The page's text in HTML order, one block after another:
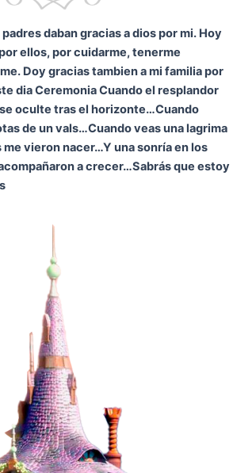
daban gracias a dios por mi. Hoy
ellos, por cuidarme, tenerme
Doy gracias tambien a mi familia por
dia CeremoniaCuando el resplandor
oculte tras el horizonte…Cuando
de un vals…Cuando veas una lagrima
me vieron nacer…Y una sonría en los
a crecer…Sabrás que estoy